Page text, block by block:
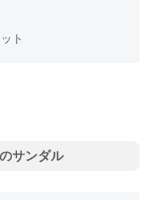
ト
サンダル